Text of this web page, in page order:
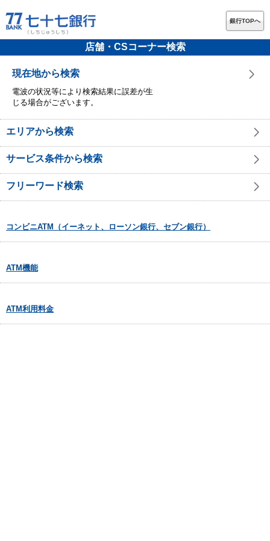
銀行TOPへ
店舗・CSコーナー検索
現在地から検索
電波の状況等により検索結果に誤差が生
じる場合がございます。
エリアから検索
サービス条件から検索
フリーワード検索
コンビニATM（イーネット、ローソン銀行、セブン銀行）
ATM機能
ATM利用料金